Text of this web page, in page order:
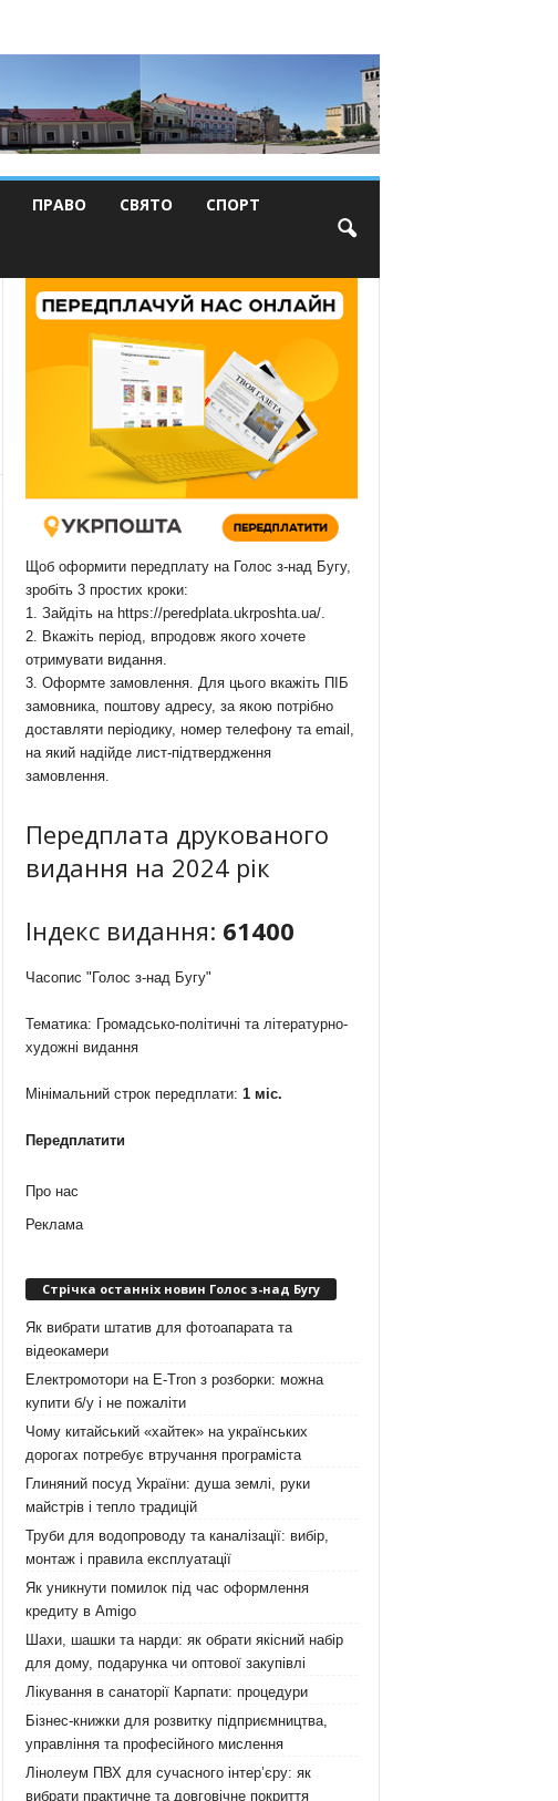
ПРАВО СВЯТО СПОРТ
Щоб оформити передплату на Голос з-над Бугу,
зробіть 3 простих кроки:
1. Зайдіть на https://peredplata.ukrposhta.ua/.
2. Вкажіть період, впродовж якого хочете
отримувати видання.
3. Оформте замовлення. Для цього вкажіть ПІБ
замовника, поштову адресу, за якою потрібно
доставляти періодику, номер телефону та email,
на який надійде лист-підтвердження
замовлення.
Передплата друкованого
видання на 2024 рік
Індекс видання: 61400
Часопис "Голос з-над Бугу"
Тематика: Громадсько-політичні та літературно-
художні видання
Мінімальний строк передплати: 1 міс.
Передплатити
Про нас
Реклама
Стрічка останніх новин Голос з-над Бугу
Як вибрати штатив для фотоапарата та
відеокамери
Електромотори на E-Tron з розборки: можна
купити б/у і не пожаліти
Чому китайський «хайтек» на українських
дорогах потребує втручання програміста
Глиняний посуд України: душа землі, руки
майстрів і тепло традицій
Труби для водопроводу та каналізації: вибір,
монтаж і правила експлуатації
Як уникнути помилок під час оформлення
кредиту в Amigo
Шахи, шашки та нарди: як обрати якісний набір
для дому, подарунка чи оптової закупівлі
Лікування в санаторії Карпати: процедури
Бізнес-книжки для розвитку підприємництва,
управління та професійного мислення
Лінолеум ПВХ для сучасного інтер’єру: як
вибрати практичне та довговічне покриття